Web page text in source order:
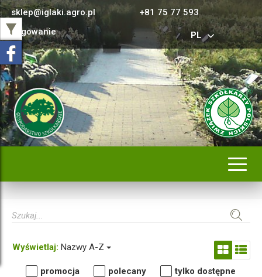
sklep@iglaki.agro.pl
+81 75 77 593
Logowanie
PL
Wyświetlaj: Nazwy A-Z
promocja polecany tylko dostępne